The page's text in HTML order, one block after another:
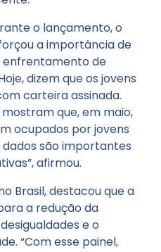
o lançamento, o
a importância de
enfrentamento de
dizem que os jovens
carteira assinada.
que, em maio,
ocupados por jovens
dados são importantes
afirmou.
Brasil, destacou que a
a redução da
e o
“Com esse painel,